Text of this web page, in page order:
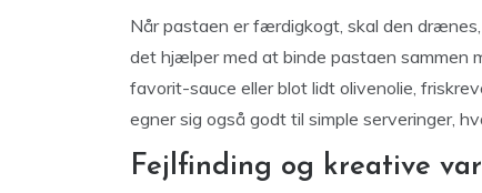
Når pastaen er færdigkogt, skal den
det hjælper med at binde pastaen sammen
favorit-sauce eller blot lidt olivenolie,
egner sig også godt til simple serveringer,
Fejlfinding og kreative